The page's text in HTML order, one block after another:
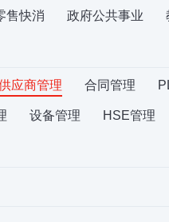
售快消 政府公共事业
应商管理 合同管理
设备管理 HSE管理